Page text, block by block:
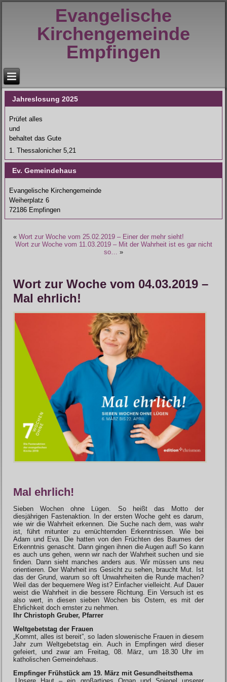
Evangelische
Kirchengemeinde
Empfingen
Jahreslosung 2025
Prüfet alles
und
behaltet das Gute
1. Thessalonicher 5,21
Ev. Gemeindehaus
Evangelische Kirchengemeinde
Weiherplatz 6
72186 Empfingen
«Wort zur Woche vom 25.02.2019 – Einer der mehr sieht!
Wort zur Woche vom 11.03.2019 – Mit der Wahrheit ist es gar nicht
so… »
Wort zur Woche vom 04.03.2019 –
Mal ehrlich!
Mal ehrlich!
Sieben Wochen ohne Lügen. So heißt das Motto der
diesjährigen Fastenaktion. In der ersten Woche geht es darum,
wie wir die Wahrheit erkennen. Die Suche nach dem, was wahr
ist, führt mitunter zu ernüchternden Erkenntnissen. Wie bei
Adam und Eva. Die hatten von den Früchten des Baumes der
Erkenntnis genascht. Dann gingen ihnen die Augen auf! So kann
es auch uns gehen, wenn wir nach der Wahrheit suchen und sie
finden. Dann sieht manches anders aus. Wir müssen uns neu
orientieren. Der Wahrheit ins Gesicht zu sehen, braucht Mut. Ist
das der Grund, warum so oft Unwahrheiten die Runde machen?
Weil das der bequemere Weg ist? Einfacher vielleicht. Auf Dauer
weist die Wahrheit in die bessere Richtung. Ein Versuch ist es
also wert, in diesen sieben Wochen bis Ostern, es mit der
Ehrlichkeit doch ernster zu nehmen.
Ihr Christoph Gruber, Pfarrer
Weltgebetstag der Frauen
„Kommt, alles ist bereit”, so laden slowenische Frauen in diesem
Jahr zum Weltgebetstag ein. Auch in Empfingen wird dieser
gefeiert, und zwar am Freitag, 08. März, um 18.30 Uhr im
katholischen Gemeindehaus.
Empfinger Frühstück am 19. März mit Gesundheitsthema